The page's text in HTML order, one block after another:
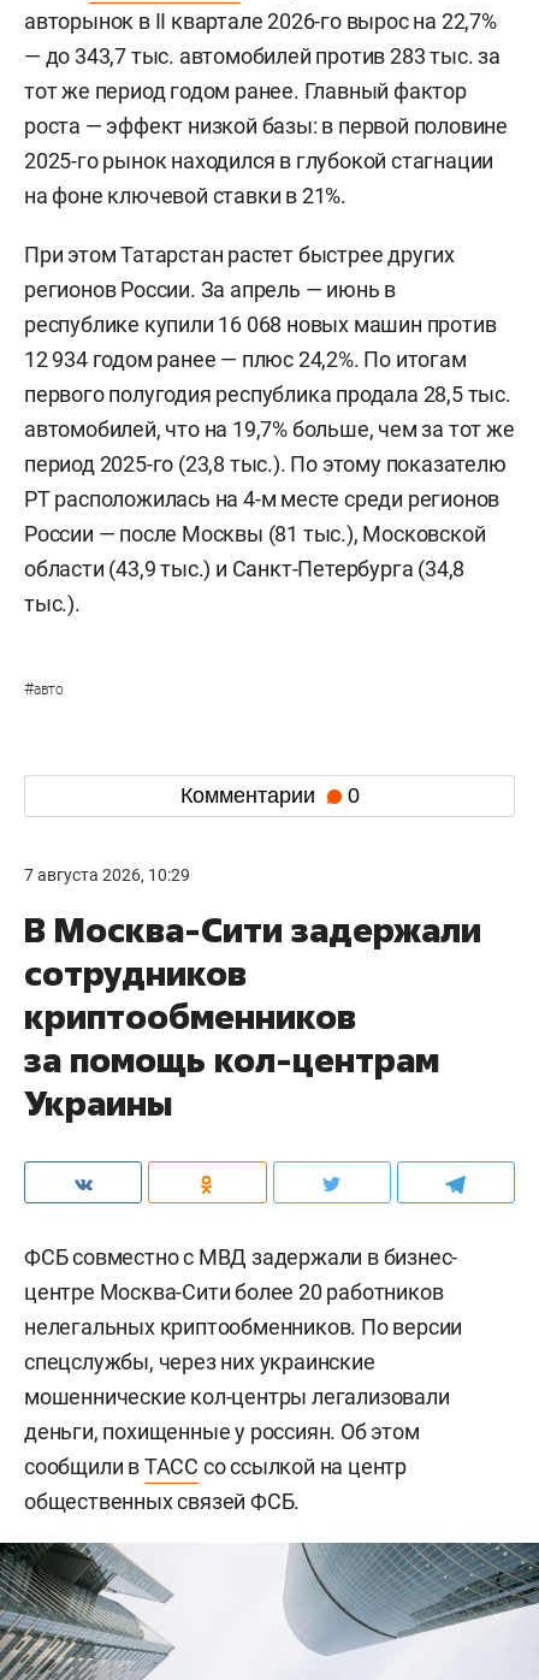
авторынок в II квартале 2026-го вырос на 22,7%
— до 343,7 тыс. автомобилей против 283 тыс. за
тот же период годом ранее. Главный фактор
роста — эффект низкой базы: в первой половине
2025-го рынок находился в глубокой стагнации
на фоне ключевой ставки в 21%.
При этом Татарстан растет быстрее других
регионов России. За апрель — июнь в
республике купили 16 068 новых машин против
12 934 годом ранее — плюс 24,2%. По итогам
первого полугодия республика продала 28,5 тыс.
автомобилей, что на 19,7% больше, чем за тот же
период 2025-го (23,8 тыс.). По этому показателю
РТ расположилась на 4-м месте среди регионов
России — после Москвы (81 тыс.), Московской
области (43,9 тыс.) и Санкт-Петербурга (34,8
тыс.).
#авто
Комментарии 0
7 августа 2026, 10:29
В Москва-Сити задержали
сотрудников
криптообменников
за помощь кол-центрам
Украины
ФСБ совместно с МВД задержали в бизнес-
центре Москва-Сити более 20 работников
нелегальных криптообменников. По версии
спецслужбы, через них украинские
мошеннические кол-центры легализовали
деньги, похищенные у россиян. Об этом
сообщили вТАСС со ссылкой на центр
общественных связей ФСБ.